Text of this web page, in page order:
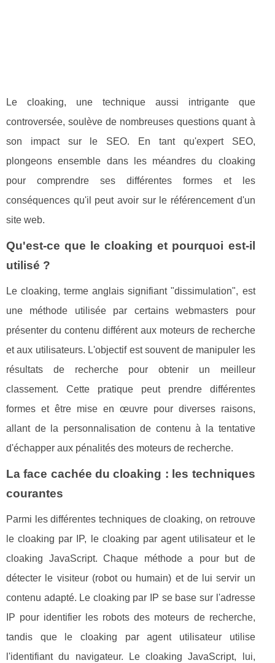
Le cloaking, une technique aussi intrigante que
controversée, soulève de nombreuses questions quant à
son impact sur le SEO. En tant qu'expert SEO,
plongeons ensemble dans les méandres du cloaking
pour comprendre ses différentes formes et les
conséquences qu'il peut avoir sur le référencement d'un
site web.
Qu'est-ce que le cloaking et pourquoi est-il
utilisé ?
Le cloaking, terme anglais signifiant "dissimulation", est
une méthode utilisée par certains webmasters pour
présenter du contenu différent aux moteurs de recherche
et aux utilisateurs. L'objectif est souvent de manipuler les
résultats de recherche pour obtenir un meilleur
classement. Cette pratique peut prendre différentes
formes et être mise en œuvre pour diverses raisons,
allant de la personnalisation de contenu à la tentative
d'échapper aux pénalités des moteurs de recherche.
La face cachée du cloaking : les techniques
courantes
Parmi les différentes techniques de cloaking, on retrouve
le cloaking par IP, le cloaking par agent utilisateur et le
cloaking JavaScript. Chaque méthode a pour but de
détecter le visiteur (robot ou humain) et de lui servir un
contenu adapté. Le cloaking par IP se base sur l'adresse
IP pour identifier les robots des moteurs de recherche,
tandis que le cloaking par agent utilisateur utilise
l'identifiant du navigateur. Le cloaking JavaScript, lui,